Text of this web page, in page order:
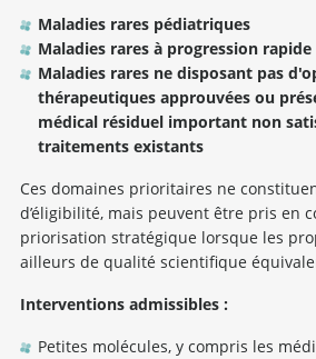
Maladies rares pédiatriques
Maladies rares à progression rapide
Maladies rares ne disposant pas
thérapeutiques approuvées ou
médical résiduel important non
traitements existants
Ces domaines prioritaires ne
d’éligibilité, mais peuvent être pris en
priorisation stratégique lorsque les
ailleurs de qualité scientifique
Interventions admissibles :
Petites molécules, y compris les